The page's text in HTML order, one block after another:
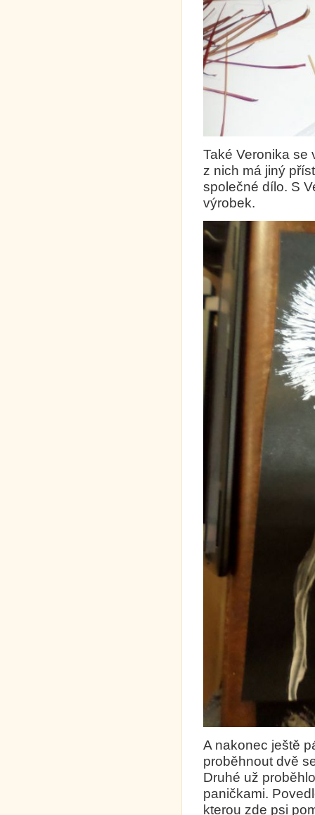
Také Veronika se
z nich má jiný
společné dílo. S
výrobek.
A nakonec ještě
proběhnout dvě
Druhé už
paničkami.
kterou zde psi